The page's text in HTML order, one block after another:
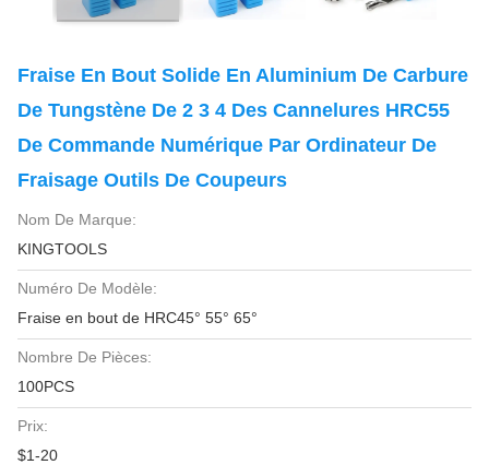
Fraise En Bout Solide En Aluminium De Carbure
De Tungstène De 2 3 4 Des Cannelures HRC55
De Commande Numérique Par Ordinateur De
Fraisage Outils De Coupeurs
Nom De Marque:
KINGTOOLS
Numéro De Modèle:
Fraise en bout de HRC45° 55° 65°
Nombre De Pièces:
100PCS
Prix:
$1-20